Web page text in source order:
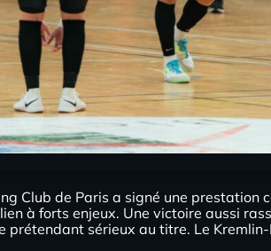
Club de Paris a signé une prestation
à forts enjeux. Une victoire aussi
sérieux au titre. Le